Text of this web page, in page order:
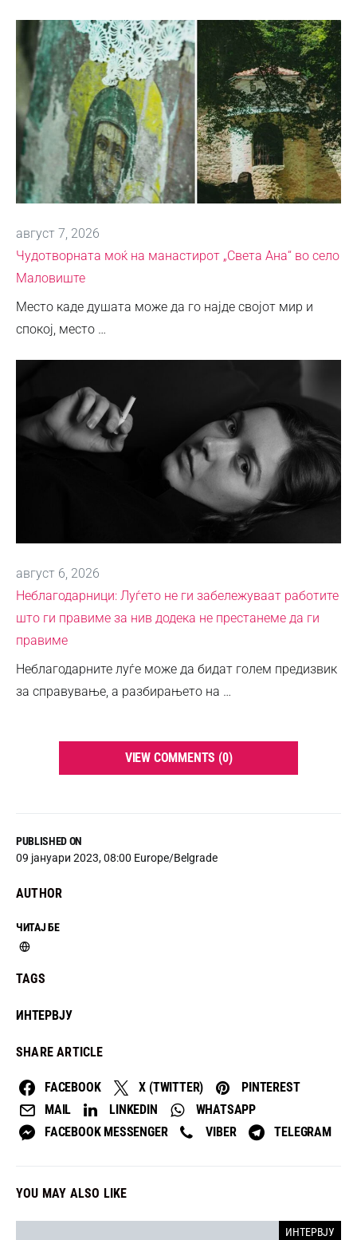
PUBLISHED ON
09 јануари 2023, 08:00 Europe/Belgrade
AUTHOR
ЧИТАЈ БЕ
TAGS
ИНТЕРВЈУ
SHARE ARTICLE
FACEBOOK X (TWITTER)
PINTEREST
MAIL
LINKEDIN
WHATSAPP
FACEBOOK MESSENGER
VIBER TELEGRAM
август 7, 2026
Чудотворната моќ на манастирот „Света Ана“ во село
Маловиште
Место каде душата може да го најде својот мир и
спокој, место …
август 6, 2026
Неблагодарници: Луѓето не ги забележуваат работите
што ги правиме за нив додека не престанеме да ги
правиме
Неблагодарните луѓе може да бидат голем предизвик
за справување, а разбирањето на …
VIEW COMMENTS (0)
YOU MAY ALSO LIKE
ИНТЕРВЈУ